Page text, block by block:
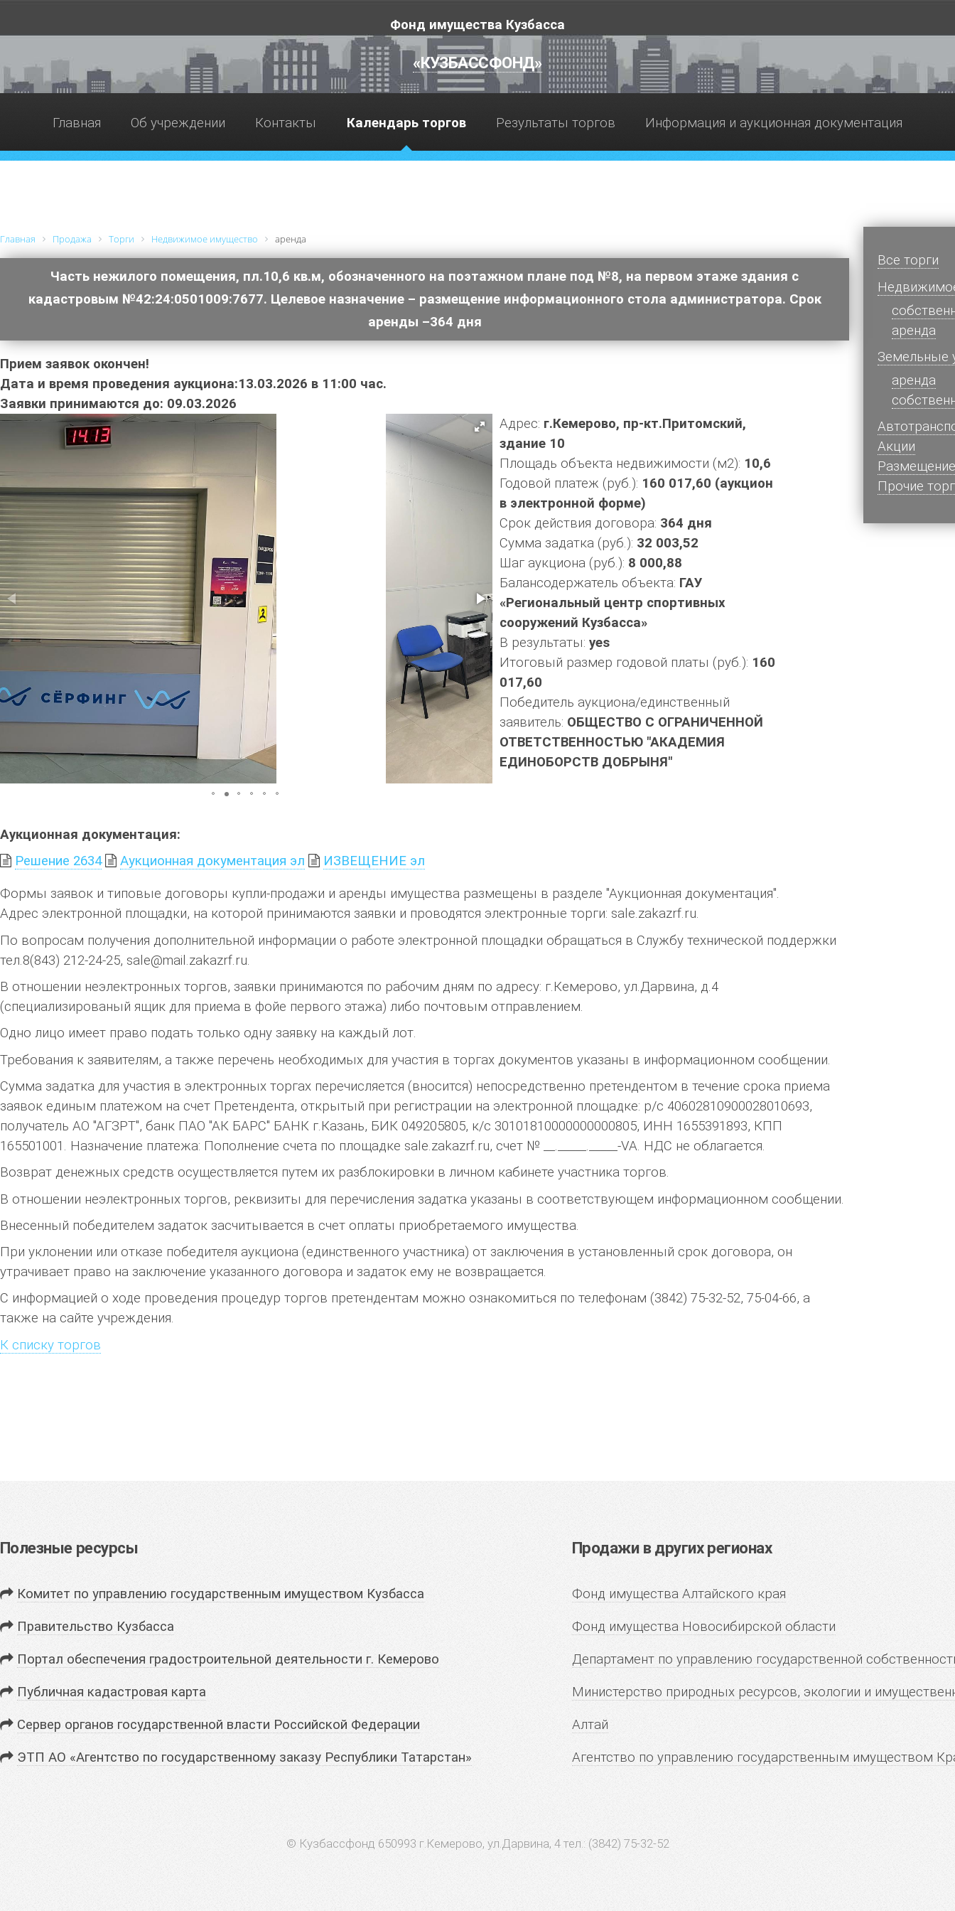
Фонд имущества Кузбасса
«КУЗБАССФОНД»
Главная Об учреждении Контакты Календарь торгов Результаты торгов Информация и аукционная документация
Главная Продажа Торги Недвижимое имущество аренда
Часть нежилого помещения, пл.10,6 кв.м, обозначенного на поэтажном плане под №8, на первом этаже здания с
кадастровым №42:24:0501009:7677. Целевое назначение – размещение информационного стола администратора. Срок
аренды –364 дня
Прием заявок окончен!
Дата и время проведения аукциона:13.03.2026 в 11:00 час.
Заявки принимаются до: 09.03.2026
Адрес: г.Кемерово, пр-кт.Притомский,
здание 10
Площадь объекта недвижимости (м2): 10,6
Годовой платеж (руб.): 160 017,60 (аукцион
в электронной форме)
Срок действия договора: 364 дня
Сумма задатка (руб.): 32 003,52
Шаг аукциона (руб.): 8 000,88
Балансодержатель объекта: ГАУ
«Региональный центр спортивных
сооружений Кузбасса»
В результаты: yes
Итоговый размер годовой платы (руб.): 160
017,60
Победитель аукциона/единственный
заявитель: ОБЩЕСТВО С ОГРАНИЧЕННОЙ
ОТВЕТСТВЕННОСТЬЮ "АКАДЕМИЯ
ЕДИНОБОРСТВ ДОБРЫНЯ"
Аукционная документация:
Решение 2634
Аукционная документация эл ИЗВЕЩЕНИЕ эл
Формы заявок и типовые договоры купли-продажи и аренды имущества размещены в разделе "Аукционная документация".
Адрес электронной площадки, на которой принимаются заявки и проводятся электронные торги: sale.zakazrf.ru.
По вопросам получения дополнительной информации о работе электронной площадки обращаться в Службу технической поддержки
тел.8(843) 212-24-25, sale@mail.zakazrf.ru.
В отношении неэлектронных торгов, заявки принимаются по рабочим дням по адресу: г.Кемерово, ул.Дарвина, д.4
(специализированый ящик для приема в фойе первого этажа) либо почтовым отправлением.
Одно лицо имеет право подать только одну заявку на каждый лот.
Требования к заявителям, а также перечень необходимых для участия в торгах документов указаны в информационном сообщении.
Сумма задатка для участия в электронных торгах перечисляется (вносится) непосредственно претендентом в течение срока приема
заявок единым платежом на счет Претендента, открытый при регистрации на электронной площадке: р/с 40602810900028010693,
получатель АО "АГЗРТ", банк ПАО "АК БАРС" БАНК г.Казань, БИК 049205805, к/с 30101810000000000805, ИНН 1655391893, КПП
165501001. Назначение платежа: Пополнение счета по площадке sale.zakazrf.ru, счет № __._____._____-VA. НДС не облагается.
Возврат денежных средств осуществляется путем их разблокировки в личном кабинете участника торгов.
В отношении неэлектронных торгов, реквизиты для перечисления задатка указаны в соответствующем информационном сообщении.
Внесенный победителем задаток засчитывается в счет оплаты приобретаемого имущества.
При уклонении или отказе победителя аукциона (единственного участника) от заключения в установленный срок договора, он
утрачивает право на заключение указанного договора и задаток ему не возвращается.
С информацией о ходе проведения процедур торгов претендентам можно ознакомиться по телефонам ‎(3842) 75-32-52, 75-04-66, а
также на сайте учреждения.
К списку торгов
Все торги
аренда
Земельные
аренда
Акции
Прочие
Полезные ресурсы
Комитет по управлению государственным имуществом Кузбасса
Правительство Кузбасса
Портал обеспечения градостроительной деятельности г. Кемерово
Публичная кадастровая карта
Сервер органов государственной власти Российской Федерации
ЭТП АО «Агентство по государственному заказу Республики Татарстан»
Продажи в других регионах
Фонд имущества Алтайского края
Фонд имущества Новосибирской области
Департамент по управлению государственной
Министерство природных ресурсов, экологии и
Алтай
Агентство по управлению государственным имуществом
© Кузбассфонд 650993 г.Кемерово, ул.Дарвина, 4 тел.: (3842) 75-32-52